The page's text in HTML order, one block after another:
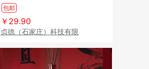
包邮
￥29.90
贞德（石家庄）科技有限